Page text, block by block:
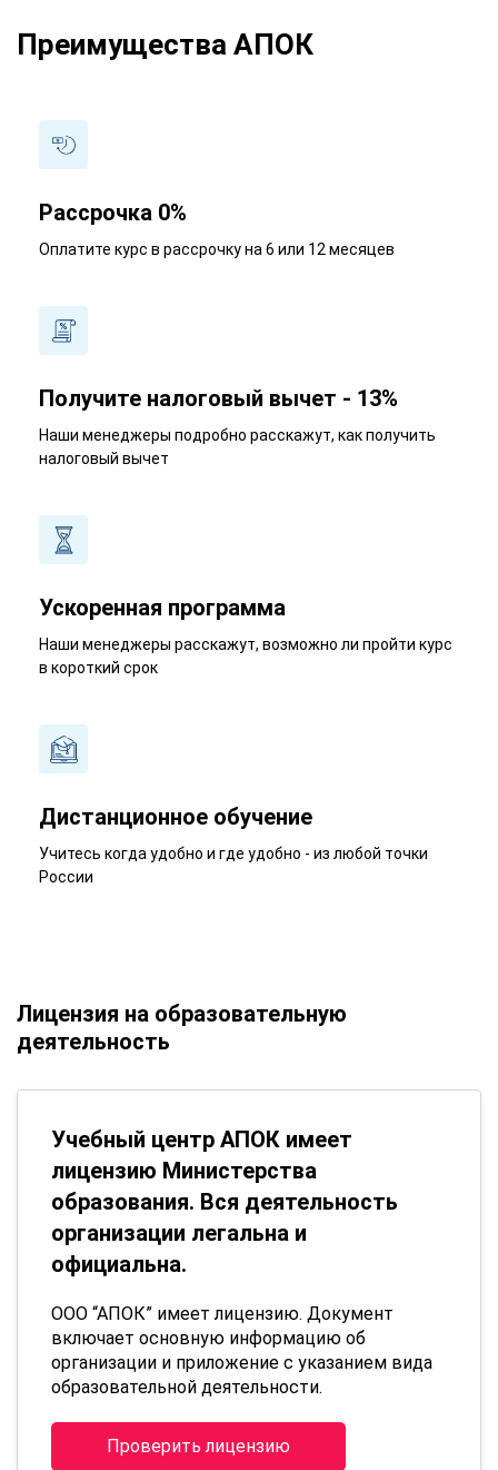
Преимущества АПОК
Рассрочка 0%
Оплатите курс в рассрочку на 6 или 12 месяцев
Получите налоговый вычет - 13%
Наши менеджеры подробно расскажут, как получить
налоговый вычет
Ускоренная программа
Наши менеджеры расскажут, возможно ли пройти курс
в короткий срок
Дистанционное обучение
Учитесь когда удобно и где удобно - из любой точки
России
Лицензия на образовательную
деятельность
Учебный центр АПОК имеет
лицензию Министерства
образования. Вся деятельность
организации легальна и
официальна.
ООО “АПОК” имеет лицензию. Документ
включает основную информацию об
организации и приложение с указанием вида
образовательной деятельности.
Проверить лицензию